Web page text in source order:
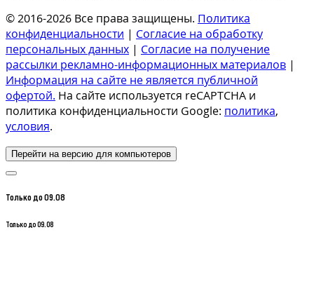
© 2016-2026 Все права защищены. Политика
конфиденциальности | Согласие на обработку
персональных данных | Согласие на получение
рассылки рекламно-информационных материалов |
Информация на сайте не является публичной
офертой. На сайте используется reCAPTCHA и
политика конфиденциальности Google: политика,
условия.
Перейти на версию для компьютеров
Только до 09.08
Только до 09.08